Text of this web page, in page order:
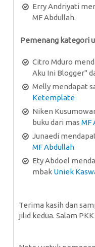
Erry Andriyati
MF Abdullah.
Pemenang kategori
Citro Mduro
Aku Ini Blogger"
Melly mendapat
Ketemplate
Niken
buku dari mas MF
Junaedi
MF Abdullah
Ety Abdoel
mbak Uniek
Terima kasih dan
jilid kedua. Salam PKK